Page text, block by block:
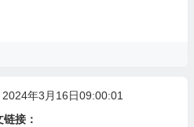
年3月16日09:00:01
接：